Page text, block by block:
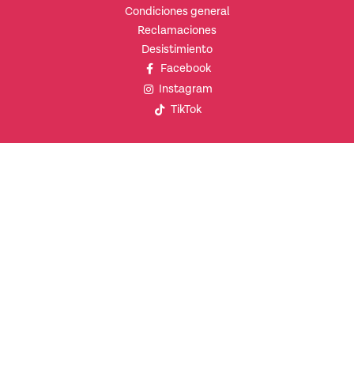
Condiciones general
Reclamaciones
Desistimiento
Facebook
Instagram
TikTok